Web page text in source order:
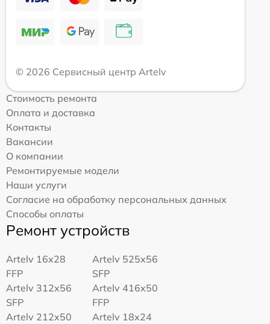
© 2026 Сервисный центр Artelv
Стоимость ремонта
Оплата и доставка
Контакты
Вакансии
О компании
Ремонтируемые модели
Наши услуги
Согласие на обработку персональных данных
Способы оплаты
Ремонт устройств
Artelv 16x28
FFP
Artelv 525x56
SFP
Artelv 312x56
SFP
Artelv 416x50
FFP
Artelv 212x50
Artelv 18x24